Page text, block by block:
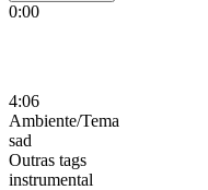
0:00
4:06
Ambiente/Tema
sad
Outras tags
instrumental